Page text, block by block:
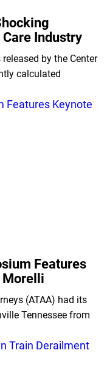
Industry
by the Center
calculated
Features
Morelli
(ATAA) had its
Tennessee from